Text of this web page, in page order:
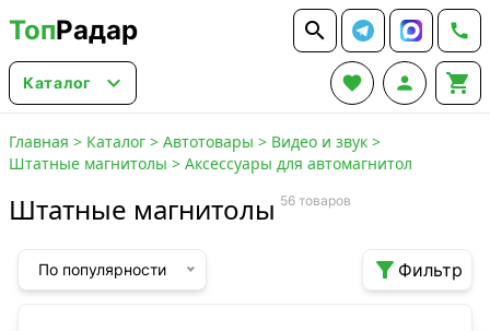
ТопРадар  
Каталог    
Главная > Каталог > Автотовары > Видео и звук >
Штатные магнитолы > Аксессуары для автомагнитол
Штатные магнитолы 56 товаров
По популярности  Фильтр